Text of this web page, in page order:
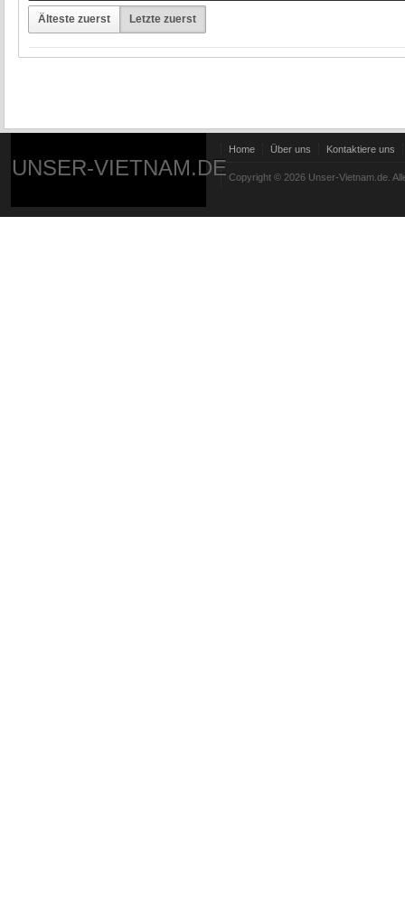
Älteste zuerst Letzte zuerst
UNSER-VIETNAM.DE
Home Über uns Kontaktiere uns
Copyright © 2026 Unser-Vietnam.de.